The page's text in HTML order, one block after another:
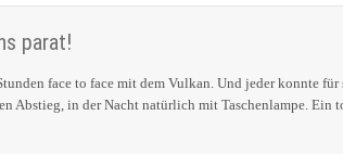
parat!
face to face mit dem Vulkan. Und jeder konnte
Abstieg, in der Nacht natürlich mit Taschenlampe. Ein